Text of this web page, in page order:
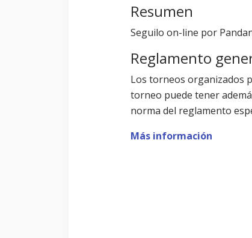
Resumen
Seguilo on-line por
Reglamento
Los torneos organizados
torneo puede tener
norma del reglamento
Más información